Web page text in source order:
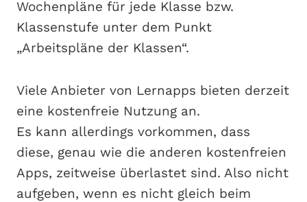
Wochenpläne für jede Klasse bzw.
Klassenstufe unter dem Punkt
„Arbeitspläne der Klassen“.
Viele Anbieter von Lernapps bieten derzeit
eine kostenfreie Nutzung an.
Es kann allerdings vorkommen, dass
diese, genau wie die anderen kostenfreien
Apps, zeitweise überlastet sind. Also nicht
aufgeben, wenn es nicht gleich beim